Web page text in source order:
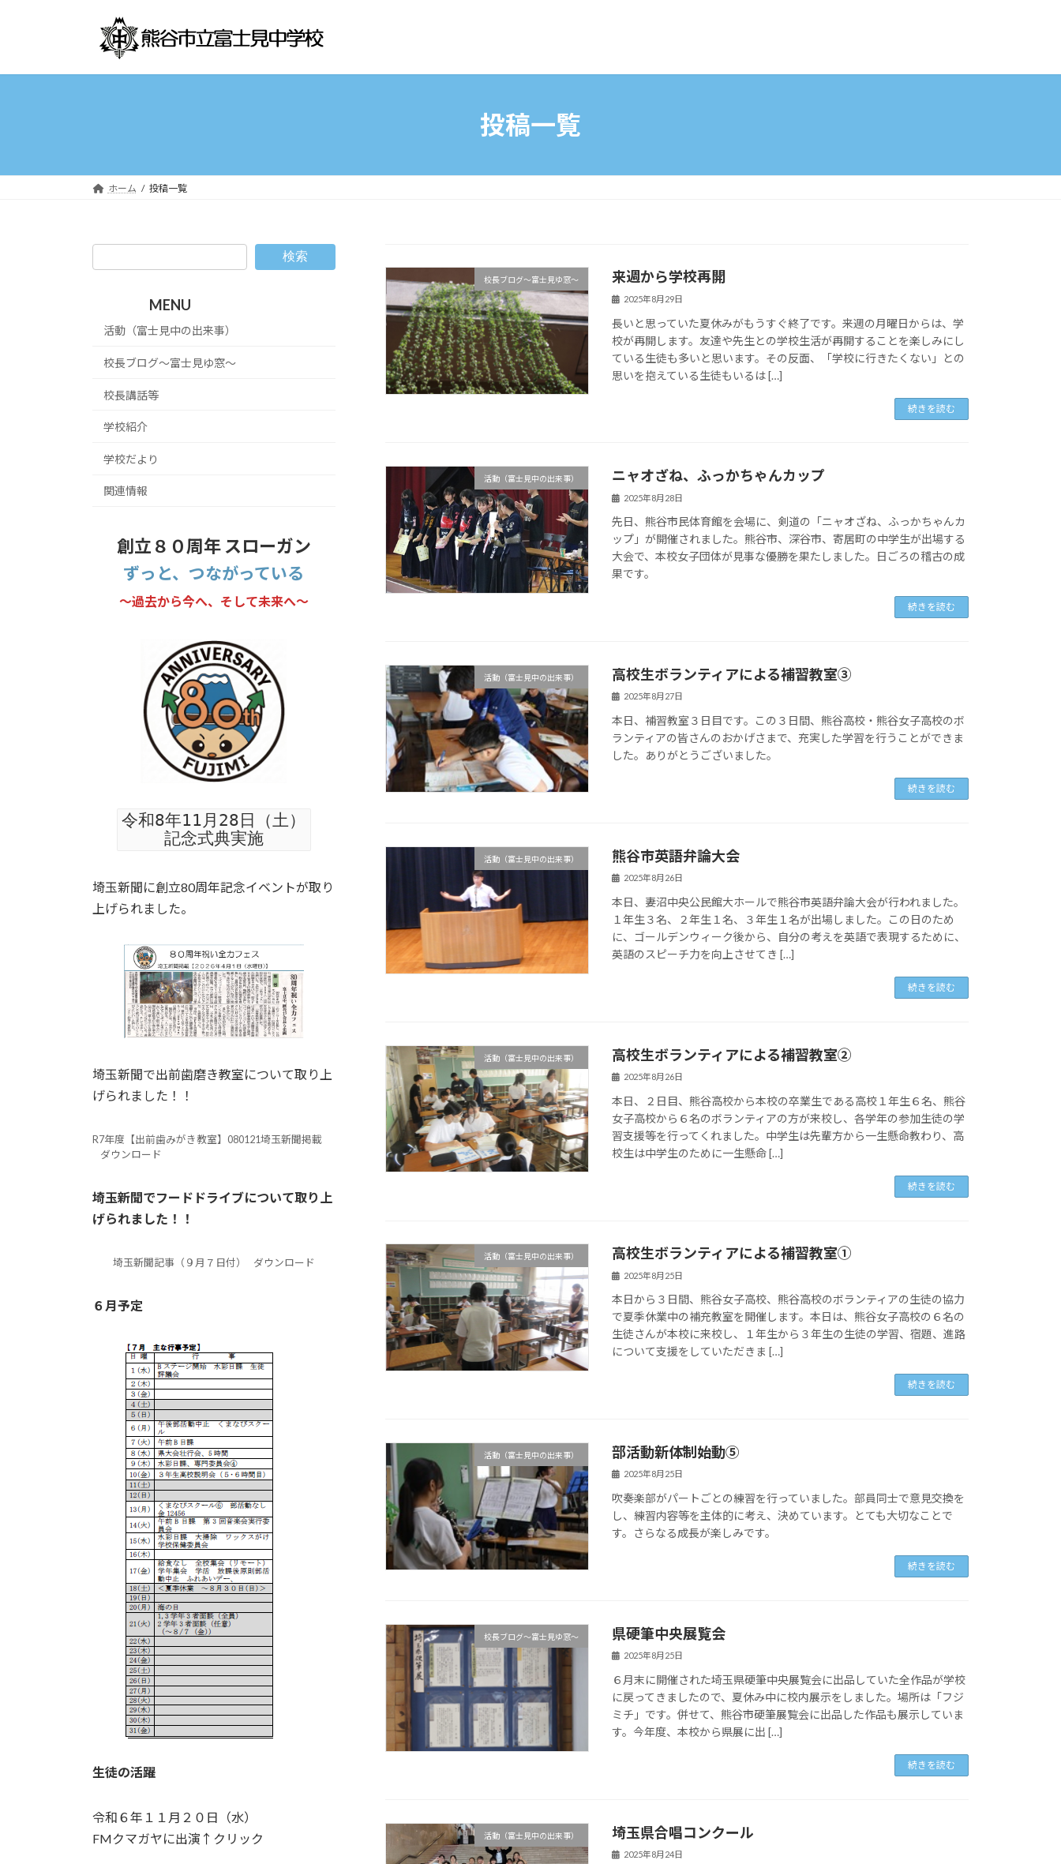
プ
動
投稿一覧
ホーム 投稿一覧
校長ブログ～富士見ゆ窓～ 来週から学校再開
2025年8月29日
長いと思っていた夏休みがもうすぐ終了です。来週の月曜日からは、学
校が再開します。友達や先生との学校生活が再開することを楽しみにし
ている生徒も多いと思います。その反面、「学校に行きたくない」との
思いを抱えている生徒もいるは […]
続きを読む
活動（富士見中の出来事） ニャオざね、ふっかちゃんカップ
2025年8月28日
先日、熊谷市民体育館を会場に、剣道の「ニャオざね、ふっかちゃんカ
ップ」が開催されました。熊谷市、深谷市、寄居町の中学生が出場する
大会で、本校女子団体が見事な優勝を果たしました。日ごろの稽古の成
果です。
続きを読む
活動（富士見中の出来事） 高校生ボランティアによる補習教室③
2025年8月27日
本日、補習教室３日目です。この３日間、熊谷高校・熊谷女子高校のボ
ランティアの皆さんのおかげさまで、充実した学習を行うことができま
した。ありがとうございました。
続きを読む
活動（富士見中の出来事） 熊谷市英語弁論大会
2025年8月26日
本日、妻沼中央公民館大ホールで熊谷市英語弁論大会が行われました。
１年生３名、２年生１名、３年生１名が出場しました。この日のため
に、ゴールデンウィーク後から、自分の考えを英語で表現するために、
英語のスピーチ力を向上させてき […]
続きを読む
活動（富士見中の出来事） 高校生ボランティアによる補習教室②
2025年8月26日
本日、２日目、熊谷高校から本校の卒業生である高校１年生６名、熊谷
女子高校から６名のボランティアの方が来校し、各学年の参加生徒の学
習支援等を行ってくれました。中学生は先輩方から一生懸命教わり、高
校生は中学生のために一生懸命 […]
続きを読む
活動（富士見中の出来事） 高校生ボランティアによる補習教室①
2025年8月25日
本日から３日間、熊谷女子高校、熊谷高校のボランティアの生徒の協力
で夏季休業中の補充教室を開催します。本日は、熊谷女子高校の６名の
生徒さんが本校に来校し、１年生から３年生の生徒の学習、宿題、進路
について支援をしていただきま […]
続きを読む
活動（富士見中の出来事） 部活動新体制始動⑤
2025年8月25日
吹奏楽部がパートごとの練習を行っていました。部員同士で意見交換を
し、練習内容等を主体的に考え、決めています。とても大切なことで
す。さらなる成長が楽しみです。
続きを読む
校長ブログ～富士見ゆ窓～ 県硬筆中央展覧会
2025年8月25日
６月末に開催された埼玉県硬筆中央展覧会に出品していた全作品が学校
に戻ってきましたので、夏休み中に校内展示をしました。場所は「フジ
ミチ」です。併せて、熊谷市硬筆展覧会に出品した作品も展示していま
す。今年度、本校から県展に出 […]
続きを読む
活動（富士見中の出来事） 埼玉県合唱コンクール
2025年8月24日
検索
MENU
活動（富士見中の出来事）
校長ブログ～富士見ゆ窓～
校長講話等
学校紹介
学校だより
関連情報
創立８０周年 スローガン
ずっと、つながっている
～過去から今へ、そして未来へ～
令和8年11月28日（土）
記念式典実施
埼玉新聞に創立80周年記念イベントが取り
上げられました。
埼玉新聞で出前歯磨き教室について取り上
げられました！！
R7年度【出前歯みがき教室】080121埼玉新聞掲載
ダウンロード
埼玉新聞でフードドライブについて取り上
げられました！！
埼玉新聞記事（９月７日付） ダウンロード
６月予定
生徒の活躍
令和６年１１月２０日（水）
FMクマガヤに出演↑クリック